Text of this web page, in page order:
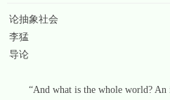
论抽象社会
李猛
导论
“And what is the whole world? An